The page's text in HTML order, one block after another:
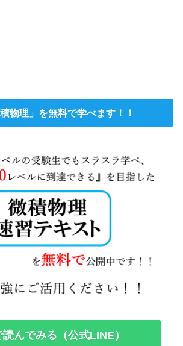
物理」を無料で学べます！！
んでみる（公式LINE）